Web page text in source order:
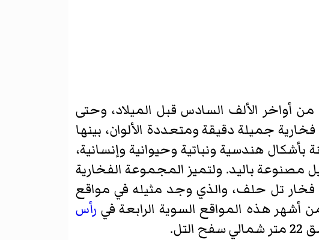
أواخر الألف السادس قبل الميلاد، وحتى
جميلة دقيقة ومتعددة الألوان، بينها
هندسية ونباتية وحيوانية وإنسانية،
مصنوعة باليد. ولتميز المجموعة الفخارية
تل حلف، والذي وجد مثيله في مواقع
أشهر هذه المواقع السوية الرابعة في رأس